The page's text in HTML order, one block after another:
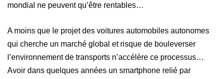
mondial ne peuvent qu’être rentables…
A moins que le projet des voitures automobiles autonomes
qui cherche un marché global et risque de bouleverser
l’environnement de transports n’accélère ce processus…
Avoir dans quelques années un smartphone relié par